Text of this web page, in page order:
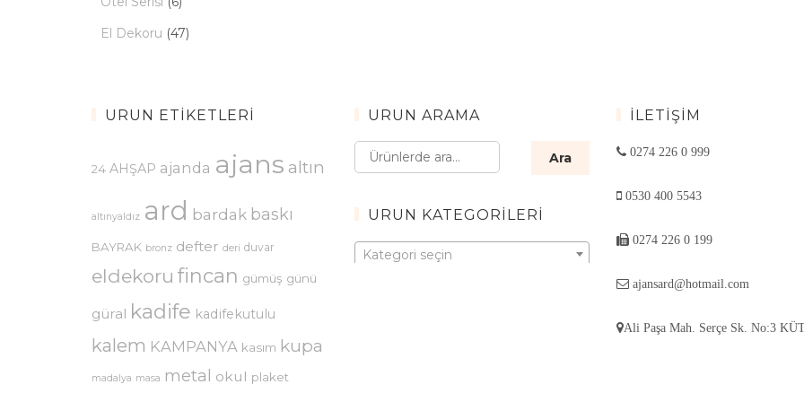
El Dekoru (47)
ÜRÜN ETIKETLERI
24 AHŞAP ajanda ajans altın
altınyaldız ard bardak baskı
BAYRAK bronz defter deri duvar
eldekoru fincan gümüş günü
güral kadife kadifekutulu
kalem KAMPANYA kasım kupa
madalya masa metal okul plaket
ÜRÜN ARAMA
Ara: Ara
ÜRÜN KATEGORILERI
Kategori seçin
İLETIŞIM
0274 226 0 999
0530 400 5543
0274 226 0 199
ajansard@hotmail.com
Ali Paşa Mah. Serçe Sk. No:3